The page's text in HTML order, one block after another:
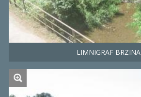
LIMNIGRAF BRZINA